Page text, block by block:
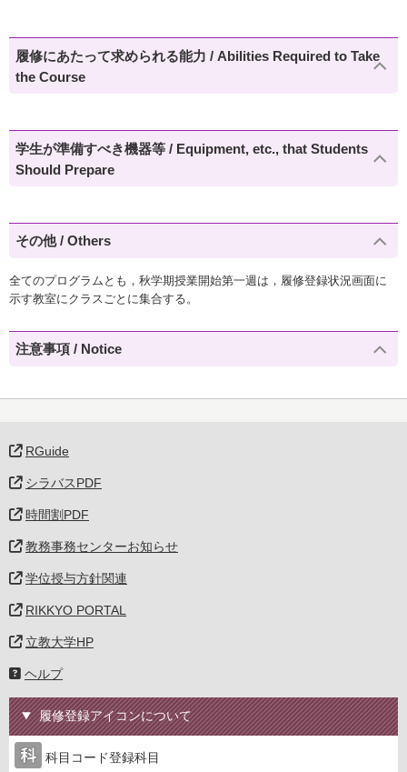
履修にあたって求められる能力 / Abilities Required to Take
the Course
学生が準備すべき機器等 / Equipment, etc., that Students
Should Prepare
その他 / Others
全てのプログラムとも，秋学期授業開始第一週は，履修登録状況画面に
示す教室にクラスごとに集合する。
注意事項 / Notice
RGuide
シラバスPDF
時間割PDF
教務事務センターお知らせ
学位授与方針関連
RIKKYO PORTAL
立教大学HP
ヘルプ
履修登録アイコンについて
科目コード登録科目